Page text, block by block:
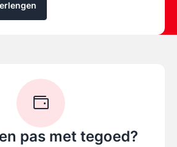
pas met tegoed?